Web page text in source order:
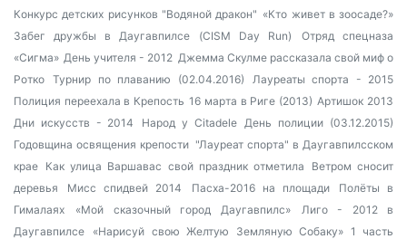
Конкурс детских рисунков "Водяной дракон" «Кто живет в зоосаде?»
Забег дружбы в Даугавпилсе (CISM Day Run)
Отряд спецназа
«Сигма» День учителя - 2012 Джемма Скулме рассказала свой миф о
Ротко
Турнир по плаванию (02.04.2016)
Лауреаты спорта - 2015
Полиция переехала в Крепость 16 марта в Риге (2013) Артишок 2013
Дни искусств - 2014
Народ у Citadele День полиции (03.12.2015)
Годовщина освящения крепости "Лауреат спорта" в Даугавпилсском
крае Как улица Варшавас свой праздник отметила
Ветром сносит
деревья
Мисс спидвей 2014 Пасха-2016 на площади
Полёты в
Гималаях
«Мой сказочный город Даугавпилс»
Лиго - 2012 в
Даугавпилсе
«Нарисуй свою Желтую Земляную Собаку» 1 часть